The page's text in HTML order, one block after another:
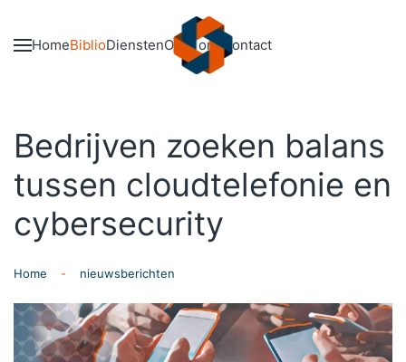
Skip to main content
HomeBiblioDienstenOver onsContact
Bedrijven zoeken balans
tussen cloudtelefonie en
cybersecurity
Home nieuwsberichten